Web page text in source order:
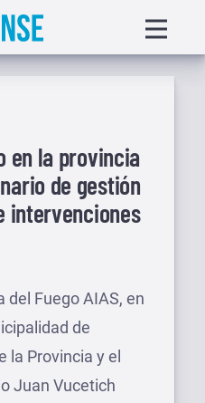
menu
en la provincia
de gestión
intervenciones
del Fuego AIAS, en
de
la Provincia y el
Juan Vucetich